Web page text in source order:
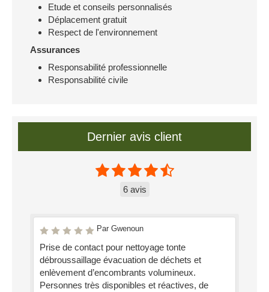
Etude et conseils personnalisés
Déplacement gratuit
Respect de l'environnement
Assurances
Responsabilité professionnelle
Responsabilité civile
Dernier avis client
6 avis
Par Gwenoun
Prise de contact pour nettoyage tonte
débroussaillage évacuation de déchets et
enlèvement d’encombrants volumineux.
Personnes très disponibles et réactives, de